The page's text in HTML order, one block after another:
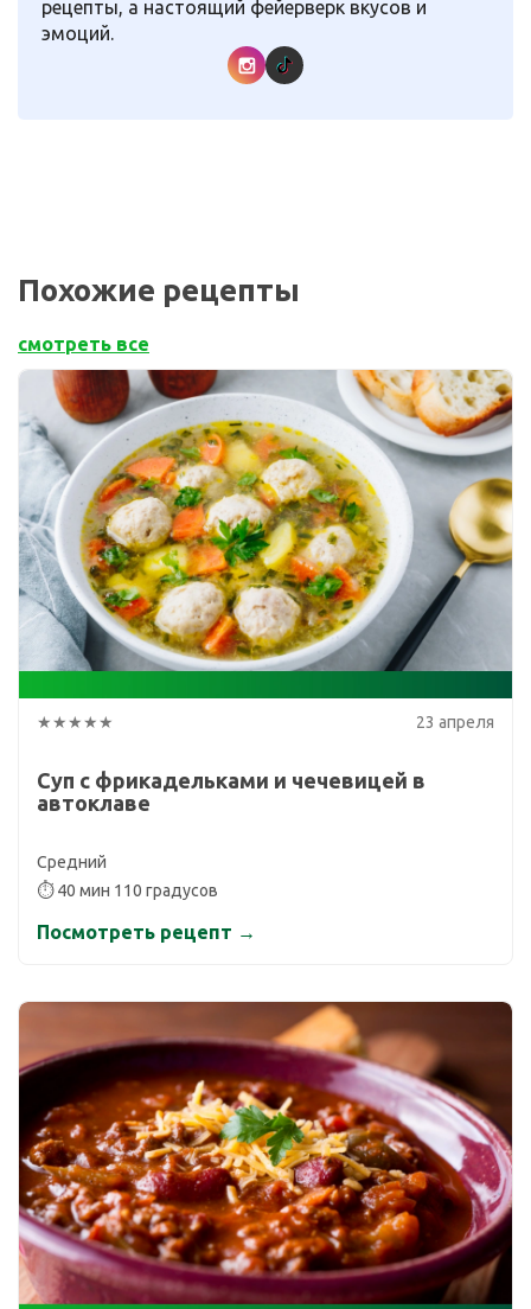
рецепты, а настоящий фейерверк вкусов и
эмоций.
Похожие рецепты
смотреть все
★★★★★ 23 апреля
Суп с фрикадельками и чечевицей в
автоклаве
Средний
⏱ 40 мин 110 градусов
Посмотреть рецепт →